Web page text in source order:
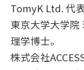
TomyK Ltd. 代表
東京大学大学院
理学博士。
株式会社